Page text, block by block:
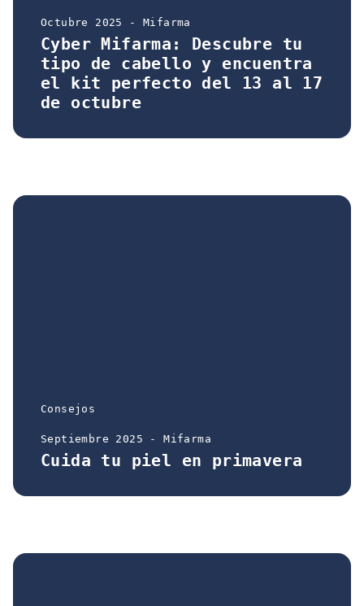
Octubre 2025 - Mifarma
Cyber Mifarma: Descubre tu
tipo de cabello y encuentra
el kit perfecto del 13 al 17
de octubre
Consejos
Septiembre 2025 - Mifarma
Cuida tu piel en primavera